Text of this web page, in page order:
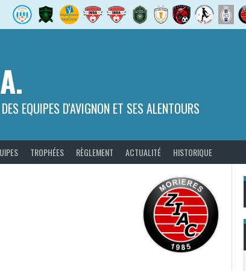
EQUIPES D'AVIGNON ET SES ALENTOURS
TROPHÉES RÈGLEMENT ACTUALITÉ HISTORIQUE